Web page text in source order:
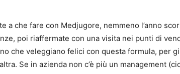
che fare con Medjugore, nemmeno l’anno
poi riaffermate con una visita nei punti di
che veleggiano felici con questa formula, per
Se in azienda non c’è più un management